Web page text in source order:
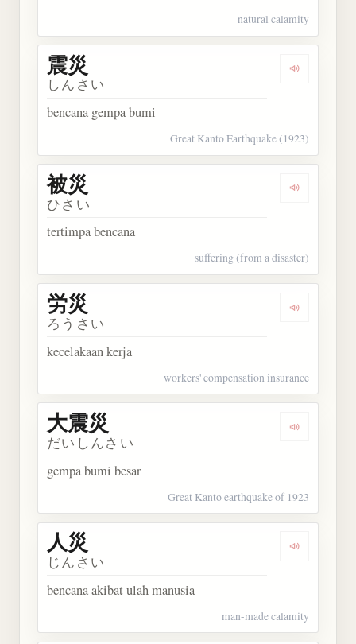
natural calamity
Dengarkan
震災
しんさい
bencana gempa bumi
Great Kanto Earthquake (1923)
Dengarkan
被災
ひさい
tertimpa bencana
suffering (from a disaster)
Dengarkan
労災
ろうさい
kecelakaan kerja
workers' compensation insurance
Dengarkan
大震災
だいしんさい
gempa bumi besar
Great Kanto earthquake of 1923
Dengarkan
人災
じんさい
bencana akibat ulah manusia
man-made calamity